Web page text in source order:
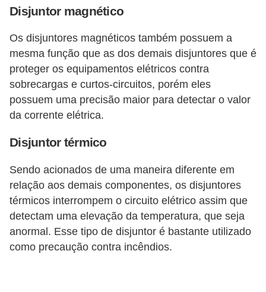
Disjuntor magnético
Os disjuntores magnéticos também possuem a
mesma função que as dos demais disjuntores que é
proteger os equipamentos elétricos contra
sobrecargas e curtos-circuitos, porém eles
possuem uma precisão maior para detectar o valor
da corrente elétrica.
Disjuntor térmico
Sendo acionados de uma maneira diferente em
relação aos demais componentes, os disjuntores
térmicos interrompem o circuito elétrico assim que
detectam uma elevação da temperatura, que seja
anormal. Esse tipo de disjuntor é bastante utilizado
como precaução contra incêndios.
r
c
a
e
m
v
í
e
o
F
a
ç